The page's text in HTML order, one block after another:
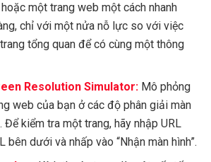
một trang web một cách nhanh
chỉ với một nửa nỗ lực so với việc
tổng quan để có cùng một thông
Resolution Simulator: Mô phỏng
web của bạn ở các độ phân giải màn
Để kiểm tra một trang, hãy nhập URL
bên dưới và nhấp vào “Nhận màn hình”.